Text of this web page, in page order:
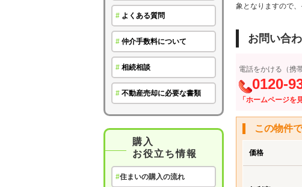
象となりますので
お問い合
電話をかける（携
0120-
「ホームページを
この物件
価格
# よくある質問
# 仲介手数料について
# 相続相談
# 不動産売却に必要な書類
購入
お役立ち情報
#住まいの購入の流れ